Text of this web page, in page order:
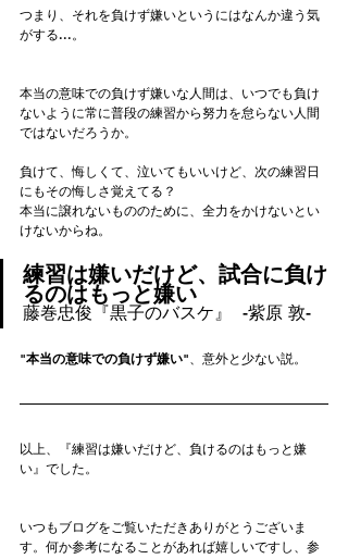
つまり、それを負けず嫌いというにはなんか違う気
がする...。
本当の意味での負けず嫌いな人間は、いつでも負け
ないように常に普段の練習から努力を怠らない人間
ではないだろうか。
負けて、悔しくて、泣いてもいいけど、次の練習日
にもその悔しさ覚えてる？
本当に譲れないもののために、全力をかけないとい
けないからね。
練習は嫌いだけど、試合に負け
るのはもっと嫌い
藤巻忠俊『黒子のバスケ』  -紫原 敦-
"本当の意味での負けず嫌い" 、意外と少ない説。
以上、『練習は嫌いだけど、負けるのはもっと嫌
い』でした。
いつもブログをご覧いただきありがとうございま
す。何か参考になることがあれば嬉しいですし、参